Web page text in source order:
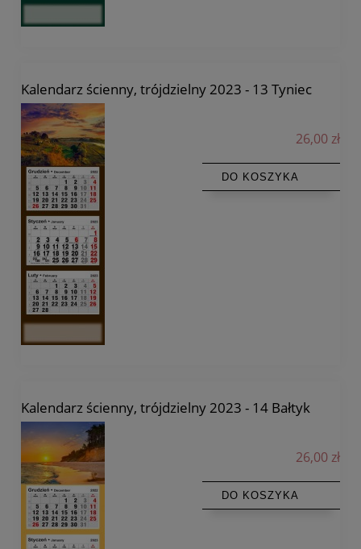
Kalendarz ścienny, trójdzielny 2023 - 13 Tyniec
26,00 zł
DO KOSZYKA
Kalendarz ścienny, trójdzielny 2023 - 14 Bałtyk
26,00 zł
DO KOSZYKA